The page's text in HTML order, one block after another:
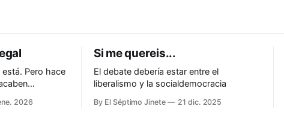
Pero hace
2026
Si me quereis...
El debate debería estar entre el
liberalismo y la socialdemocracia
By El Séptimo Jinete 21 dic. 2025